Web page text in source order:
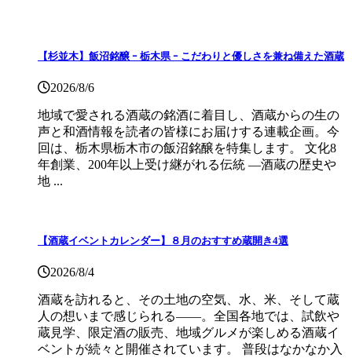
【杉並木】飯沼銘醸 ｰ 栃木県 ｰ こだわりと優しさを兼ね備えた酒蔵
2026/8/6
地域で愛される酒蔵の銘酒に着目し、酒蔵からの生の
声と和酒情報を読者の皆様にお届けする連載企画。今
回は、栃木県栃木市の飯沼銘醸を特集します。 文化8
年創業、200年以上受け継がれる伝統 ―酒蔵の歴史や
地 ...
【酒蔵イベントカレンダー】８月のおすすめ蔵開き4選
2026/8/4
酒蔵を訪れると、その土地の空気、水、米、そして蔵
人の想いまで感じられる——。全国各地では、試飲や
蔵見学、限定酒の販売、地域グルメが楽しめる酒蔵イ
ベントが続々と開催されています。 普段はなかなか入